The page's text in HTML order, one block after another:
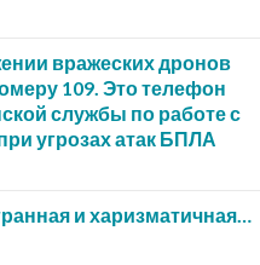
вражеских дронов
109. Это телефон
службы по работе с
угрозах атак БПЛА
и харизматичная…